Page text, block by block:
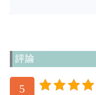
評論
5